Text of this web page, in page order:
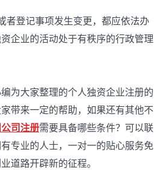
登记事项发生变更，都应依法办
企业的活动处于有秩序的行政管理
大家整理的个人独资企业注册的
带来一定的帮助，如果还有其他不
司注册需要具备哪些条件？可以联
专业的人士，一对一的贴心服务免
道路开辟新的征程。